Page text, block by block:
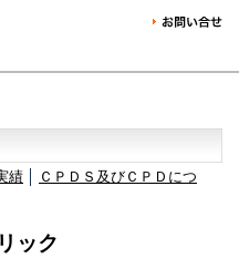
績
ＣＰＤＳ及びＣＰＤにつ
ック